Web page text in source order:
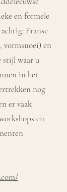
en formele
Franse
vormsnoei) en
stijl waar u
in het
nog
er vaak
en